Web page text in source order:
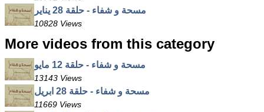
مسحة و شفاء - حلقة 28 يناير
10828 Views
More videos from this category
مسحة و شفاء - حلقة 12 مايو
13143 Views
مسحة و شفاء - حلقة 28 ابريل
11669 Views